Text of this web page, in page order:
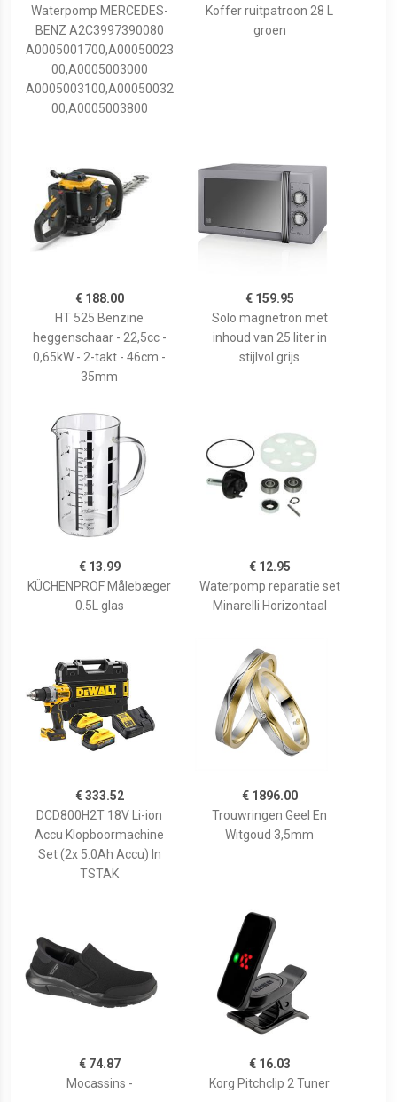
Waterpomp MERCEDES-
BENZ A2C3997390080
A0005001700,A00050023
00,A0005003000
A0005003100,A00050032
00,A0005003800
Koffer ruitpatroon 28 L
groen
€ 188.00
HT 525 Benzine
heggenschaar - 22,5cc -
0,65kW - 2-takt - 46cm -
35mm
€ 159.95
Solo magnetron met
inhoud van 25 liter in
stijlvol grijs
€ 13.99
KÜCHENPROF Målebæger
0.5L glas
€ 12.95
Waterpomp reparatie set
Minarelli Horizontaal
€ 333.52
DCD800H2T 18V Li-ion
Accu Klopboormachine
Set (2x 5.0Ah Accu) In
TSTAK
€ 1896.00
Trouwringen Geel En
Witgoud 3,5mm
€ 74.87
Mocassins -
€ 16.03
Korg Pitchclip 2 Tuner